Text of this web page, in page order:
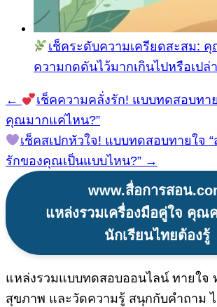
เช็คระดับความเครียดสะสม:
ความกดดันไว้มากเกินไปหรือเปล่
แนะแนว
เรื่อง
←
เช็คความคลั่งรัก! แบบทดสอบท
คุณมากแค่ไหน?”
เช็คสเปกหัวใจ! แบบทดสอบทายใจ
รักของคุณเป็นแบบไหน?” →
www.สื่อการสอน
แหล่งรวมเครื่องมือคู่ใจ คุณ
นักเรียนไทยต้องรู้
แหล่งรวมแบบทดสอบออนไลน์ ทายใจ
สุขภาพ และวัดความรู้ สนุกกับคำถาม